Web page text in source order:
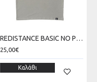
REDISTANCE BASIC NO PRINT LIGHT TEE RDU000B00-0606
25,00€
Καλάθι